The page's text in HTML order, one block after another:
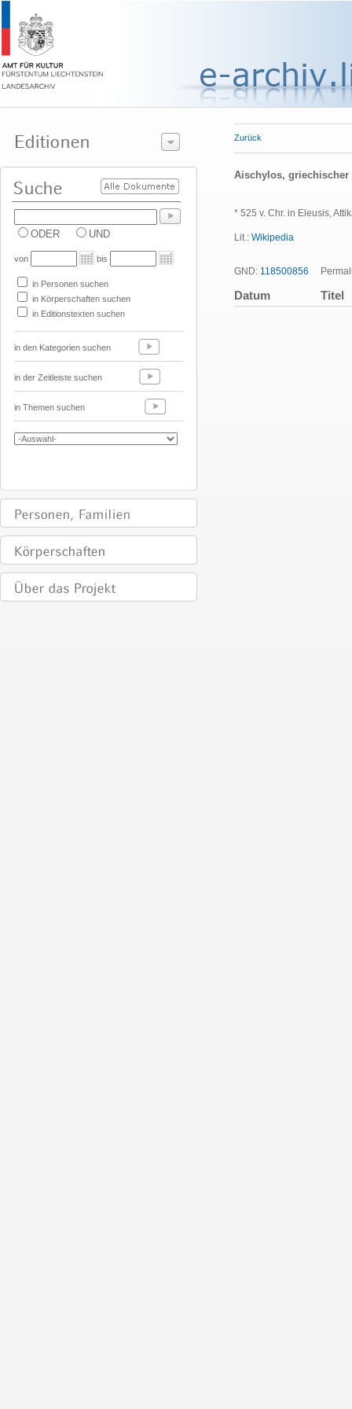
ODER UND
von bis
in Personen suchen
in Körperschaften suchen
in Editionstexten suchen
in den Kategorien suchen
in der Zeitleiste suchen
in Themen suchen
Zurück
Aischylos, griechischer
* 525 v. Chr. in Eleusis,
Lit.: Wikipedia
GND: 118500856
Datum Titel